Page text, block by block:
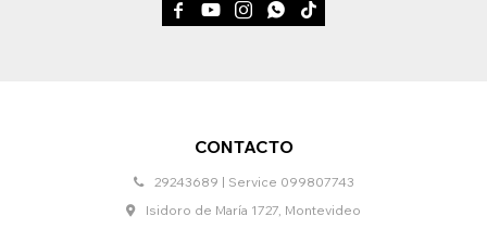
CONTACTO
29243689 | Service 099807743
Isidoro de María 1727, Montevideo
    